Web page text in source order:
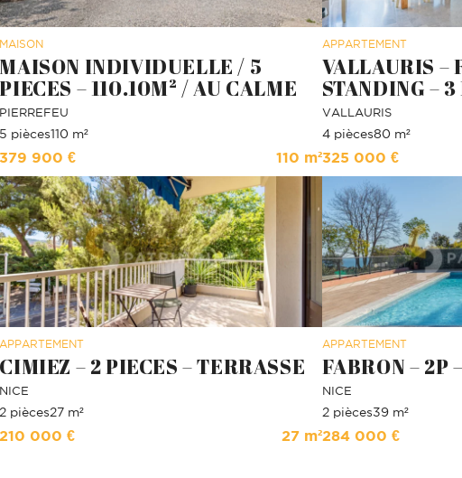
MAISON
MAISON INDIVIDUELLE / 5
PIECES – 110.10M² / AU CALME
PIERREFEU
5 pièces110 m²
379 900 € 110 m²
APPARTEMENT
VALLAURIS –
STANDING – 3
VALLAURIS
4 pièces80 m²
325 000 €
APPARTEMENT
CIMIEZ – 2 PIECES – TERRASSE
NICE
2 pièces27 m²
210 000 € 27 m²
APPARTEMENT
FABRON – 2P
NICE
2 pièces39 m²
284 000 €